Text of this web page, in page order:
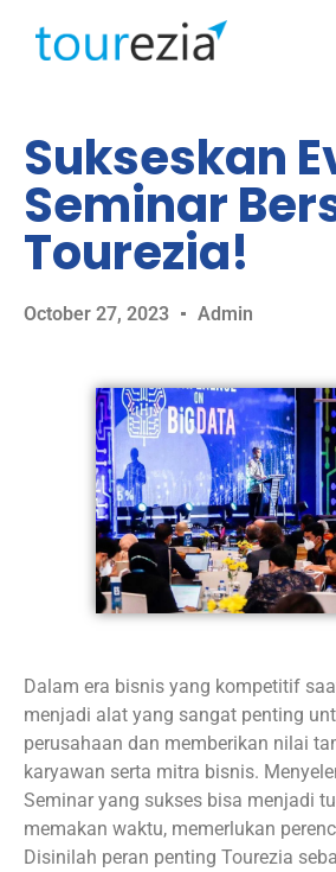
Sukseskan
Seminar
Tourezia!
October 27, 2023 Admin
Dalam era bisnis yang kompetitif
menjadi alat yang sangat penting
perusahaan dan memberikan nilai
karyawan serta mitra bisnis.
Seminar yang sukses bisa menjadi
memakan waktu, memerlukan
Disinilah peran penting Tourezia